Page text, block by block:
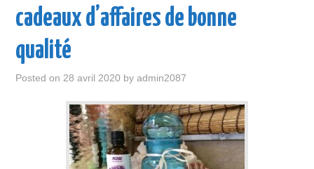
cadeaux d’affaires de bonne
qualité
Posted on 28 avril 2020 byadmin2087